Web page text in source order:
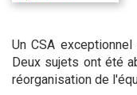
Un CSA
Deux sujets ont été
réorganisation de